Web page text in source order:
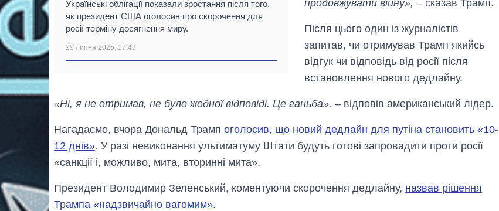
Українські облігації показали зростання після того,
як президент США оголосив про скорочення для
росії терміну досягнення миру.
29 липня 2025, 17:43
продовжувати війну», – сказав Трамп.
Після цього один із журналістів
запитав, чи отримував Трамп якийсь
відгук чи відповідь від росії після
встановлення нового дедлайну.
«Ні, я не отримав, не було жодної відповіді. Це ганьба», – відповів американський лідер.
Нагадаємо, вчора Дональд Трамп оголосив, що новий дедлайн для путіна становить «10-
12 днів». У разі невиконання ультиматуму Штати будуть готові запровадити проти росії
«санкції і, можливо, мита, вторинні мита».
Президент Володимир Зеленський, коментуючи скорочення дедлайну, назвав рішення
Трампа «надзвичайно вагомим».
довго обіймав
СЗР